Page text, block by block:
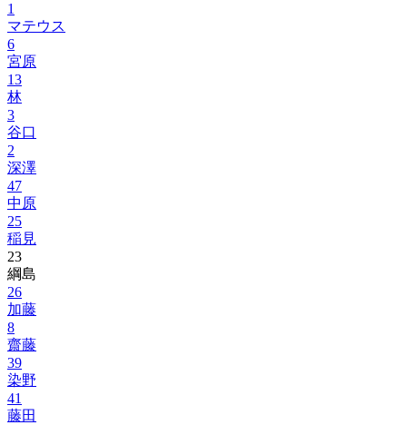
1
マテウス
6
宮原
13
林
3
谷口
2
深澤
47
中原
25
稲見
23
綱島
26
加藤
8
齋藤
39
染野
41
藤田